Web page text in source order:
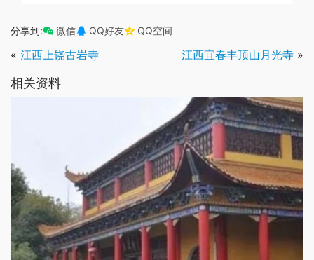
分享到: 微信 QQ好友 QQ空间
« 江西上饶古岩寺 江西宜春丰顶山月光寺 »
相关资料